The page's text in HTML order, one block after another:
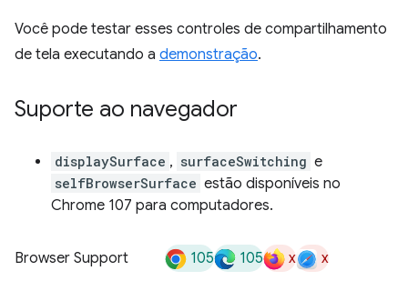
Você pode testar esses controles de compartilhamento
de tela executando a demonstração.
Suporte ao navegador
displaySurface , surfaceSwitching e
selfBrowserSurface estão disponíveis no
Chrome 107 para computadores.
Browser Support 105 105 x x